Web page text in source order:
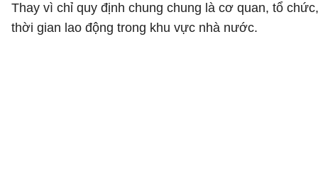
Thay vì chỉ quy định chung chung là cơ quan, tổ
thời gian lao động trong khu vực nhà nước.